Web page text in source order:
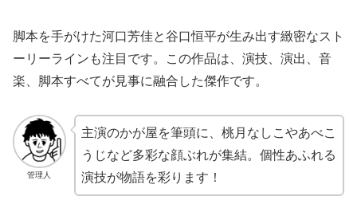
脚本を手がけた河口芳佳と谷口恒平が生み出す緻密なスト
ーリーラインも注目です。この作品は、演技、演出、音
楽、脚本すべてが見事に融合した傑作です。
管理人
主演のかが屋を筆頭に、桃月なしこやあべこ
うじなど多彩な顔ぶれが集結。個性あふれる
演技が物語を彩ります！